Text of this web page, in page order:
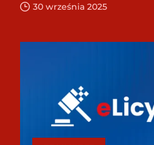
30 września 2025